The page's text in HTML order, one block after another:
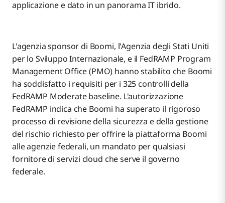
applicazione e dato in un panorama IT ibrido.
L'agenzia sponsor di Boomi, l'Agenzia degli Stati Uniti
per lo Sviluppo Internazionale, e il FedRAMP Program
Management Office (PMO) hanno stabilito che Boomi
ha soddisfatto i requisiti per i 325 controlli della
FedRAMP Moderate baseline. L'autorizzazione
FedRAMP indica che Boomi ha superato il rigoroso
processo di revisione della sicurezza e della gestione
del rischio richiesto per offrire la piattaforma Boomi
alle agenzie federali, un mandato per qualsiasi
fornitore di servizi cloud che serve il governo
federale.